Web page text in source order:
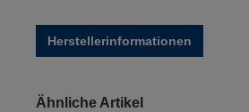
Herstellerinformationen
Produktgalerie überspringen
Ähnliche Artikel